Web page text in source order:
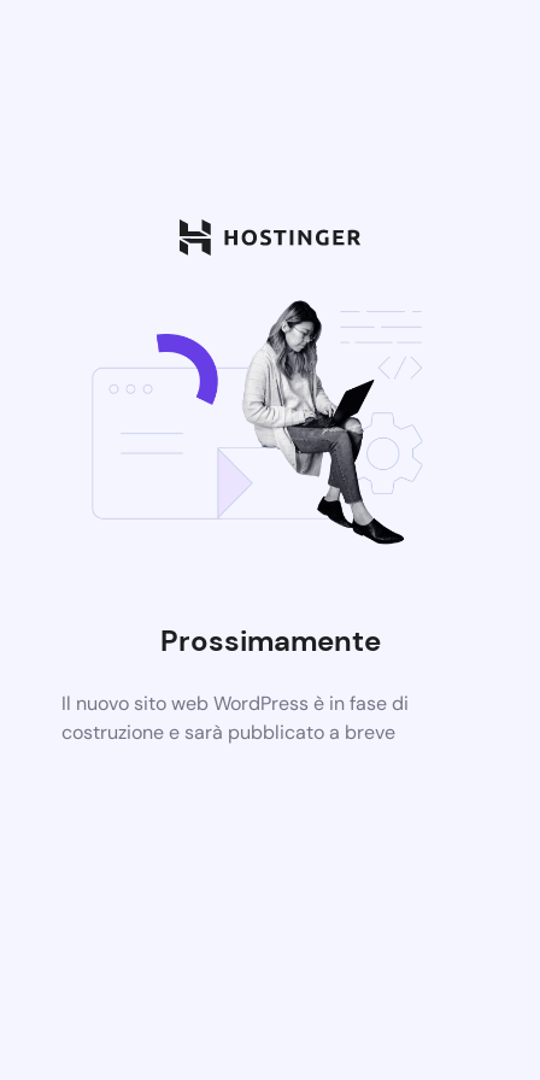
Prossimamente
Il nuovo sito web WordPress è in fase di
costruzione e sarà pubblicato a breve